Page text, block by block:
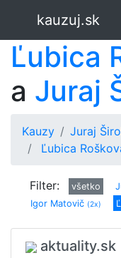
kauzuj.sk
Ľubica
a Juraj
Kauzy
Juraj
Ľubica
Filter: všetko
Igor Matovič (2x)
aktuality.sk